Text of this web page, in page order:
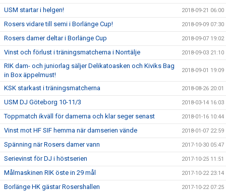
USM startar i helgen! 2018-09-21 06:00
Rosers vidare till semi i Borlänge Cup! 2018-09-09 07:30
Rosers damer deltar i Borlänge Cup 2018-09-07 19:02
Vinst och förlust i träningsmatcherna i Norrtälje 2018-09-03 21:10
RIK dam- och juniorlag säljer Delikatoasken och Kiviks Bag
in Box äppelmust!
2018-09-01 19:09
KSK starkast i träningsmatcherna 2018-08-26 20:01
USM DJ Göteborg 10-11/3 2018-03-14 16:03
Toppmatch ikväll för damerna och klar seger senast 2018-01-16 10:44
Vinst mot HF SIF hemma när damserien vände 2018-01-07 22:59
Spänning när Rosers damer vann 2017-10-30 05:47
Serievinst för DJ i höstserien 2017-10-25 11:51
Målmaskinen RIK öste in 29 mål 2017-10-22 23:14
Borlänge HK gästar Rosershallen 2017-10-22 07:25